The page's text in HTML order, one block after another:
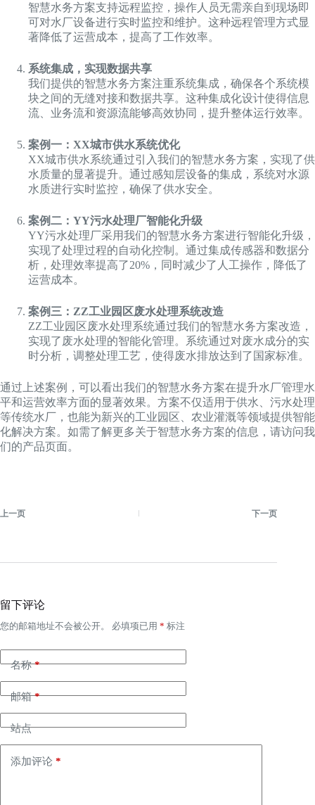
智慧水务方案支持远程监控，操作人员无需亲自到现场即
可对水厂设备进行实时监控和维护。这种远程管理方式显
著降低了运营成本，提高了工作效率。
系统集成，实现数据共享
我们提供的智慧水务方案注重系统集成，确保各个系统模
块之间的无缝对接和数据共享。这种集成化设计使得信息
流、业务流和资源流能够高效协同，提升整体运行效率。
案例一：XX城市供水系统优化
XX城市供水系统通过引入我们的智慧水务方案，实现了供
水质量的显著提升。通过感知层设备的集成，系统对水源
水质进行实时监控，确保了供水安全。
案例二：YY污水处理厂智能化升级
YY污水处理厂采用我们的智慧水务方案进行智能化升级，
实现了处理过程的自动化控制。通过集成传感器和数据分
析，处理效率提高了20%，同时减少了人工操作，降低了
运营成本。
案例三：ZZ工业园区废水处理系统改造
ZZ工业园区废水处理系统通过我们的智慧水务方案改造，
实现了废水处理的智能化管理。系统通过对废水成分的实
时分析，调整处理工艺，使得废水排放达到了国家标准。
通过上述案例，可以看出我们的智慧水务方案在提升水厂管理水
平和运营效率方面的显著效果。方案不仅适用于供水、污水处理
等传统水厂，也能为新兴的工业园区、农业灌溉等领域提供智能
化解决方案。如需了解更多关于智慧水务方案的信息，请访问我
们的产品页面。
上一页 下一页
留下评论
您的邮箱地址不会被公开。 必填项已用 * 标注
名称*
邮箱*
站点
添加评论 *